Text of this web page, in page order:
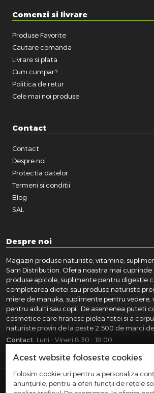
Comenzi si livrare
Produse Favorite
Cautare comanda
Livrare si plata
Cum cumpar?
Politica de retur
Cele mai noi produse
Contact
Contact
Despre noi
Protectia datelor
Termeni si conditii
Blog
SAL
Despre noi
Magazin produse naturiste, vitamine,
Sam Distribution. Ofera noastra mai cuprinde
produse apicole, suplimente pentru digestie
completarea dietei sau produse naturiste
miere de manuka, suplimente pentru vedere,
pentru adulti sau copii. De asemenea puteti
cosmetice care hranesc pielea fetei si a
naturiste provin de la peste 2.500 de marci
Contact: Luni - Vineri 8:30 - 18:00
SAM DISTRIBUTION S.R.L.- Registrul
Acest website foloseste cookies
Folosim cookie-uri pentru a personaliza
anunțurile, pentru a oferi funcții de rețele